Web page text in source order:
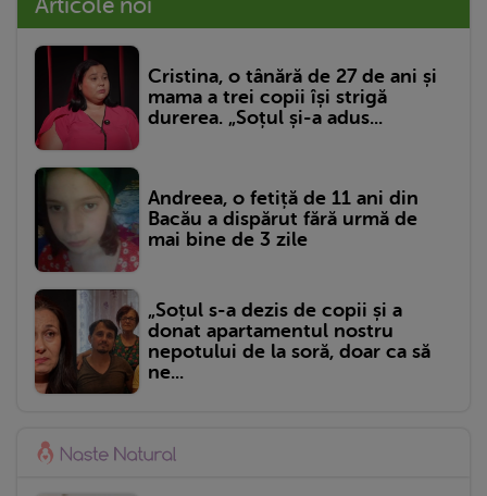
Cristina, o tânără de 27 de ani și
mama a trei copii își strigă
durerea. „Soțul și-a adus...
Andreea, o fetiță de 11 ani din
Bacău a dispărut fără urmă de
mai bine de 3 zile
„Soțul s-a dezis de copii și a
donat apartamentul nostru
nepotului de la soră, doar ca să
ne...